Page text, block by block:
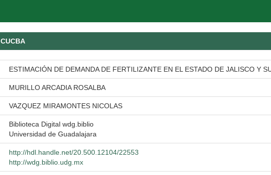
CUCBA
ESTIMACIÓN DE DEMANDA DE FERTILIZANTE EN EL ESTADO DE JALISCO Y
MURILLO ARCADIA ROSALBA
VAZQUEZ MIRAMONTES NICOLAS
Biblioteca Digital wdg.biblio
Universidad de Guadalajara
http://hdl.handle.net/20.500.12104/22553
http://wdg.biblio.udg.mx